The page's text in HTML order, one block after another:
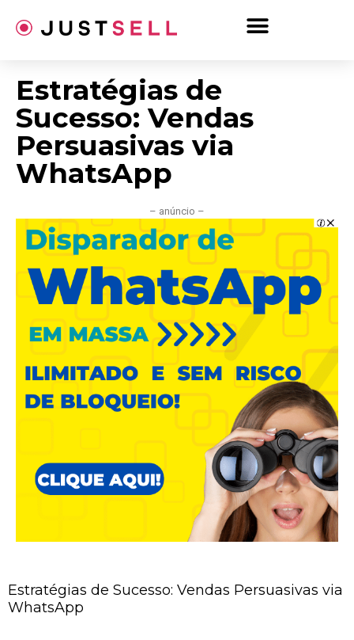
para
Estratégias de
Sucesso: Vendas
Persuasivas via
WhatsApp
– anúncio –
Estratégias de Sucesso: Vendas Persuasivas via
WhatsApp